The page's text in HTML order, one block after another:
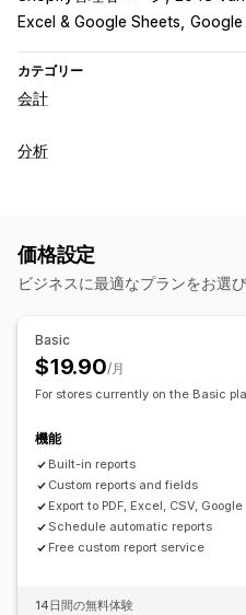
Excel & Google Sheets Google
カテゴリー
会計
財務レポート
財務運営
在庫更新
複数ストア 複数通貨
日次売上サマリー
在庫と商品 リアルタイム在庫同
履歴データのインポート
分析
ロイヤルティ分析
利益に関するインサイト
ビジュアルとレポート
履歴分析 レポートのスケジュー
価格設定
ビジネスに最適なプランをお選び
Basic
$19.90/月
For stores currently on the Basic
機能
Built-in reports
Custom reports and fields
Export to PDF, Excel, CSV,
Schedule automatic reports
Free custom report service
14日間の無料体験